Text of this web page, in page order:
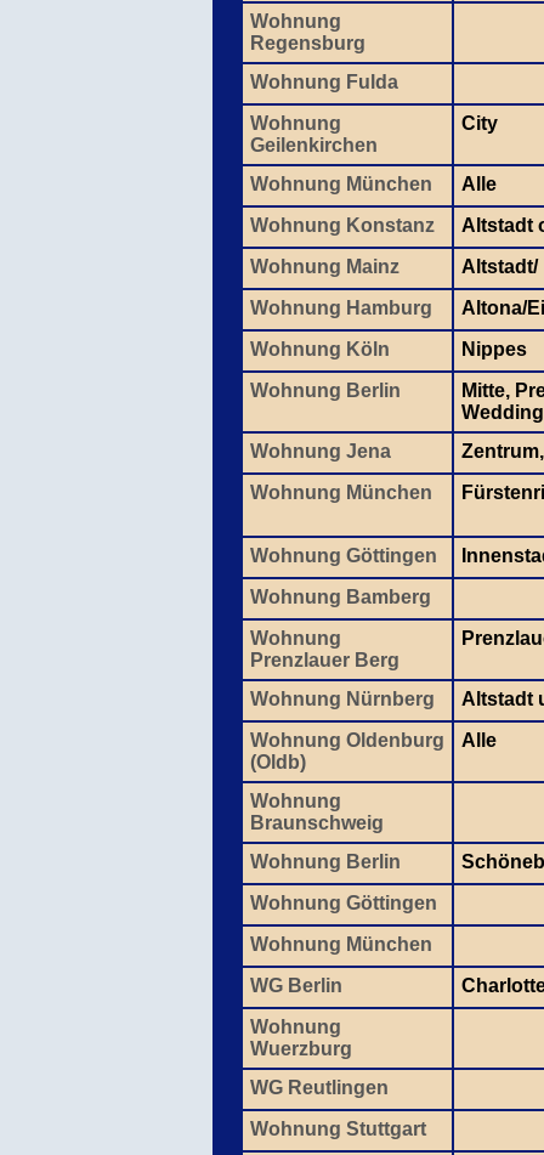
Wohnung
Regensburg
Wohnung Fulda
Wohnung
Geilenkirchen
City
Wohnung München
Alle
Wohnung Konstanz
Altstadt
Wohnung Mainz
Altstadt/
Wohnung Hamburg
Altona/
Wohnung Köln
Nippes
Wohnung Berlin
Mitte,
Wedding
Wohnung Jena
Wohnung München
Wohnung Göttingen
Wohnung Bamberg
Wohnung
Prenzlauer Berg
Wohnung Nürnberg
Altstadt
Wohnung Oldenburg
(Oldb)
Alle
Wohnung
Braunschweig
Wohnung Berlin
Wohnung Göttingen
Wohnung München
WG Berlin
Wohnung
Wuerzburg
WG Reutlingen
Wohnung Stuttgart